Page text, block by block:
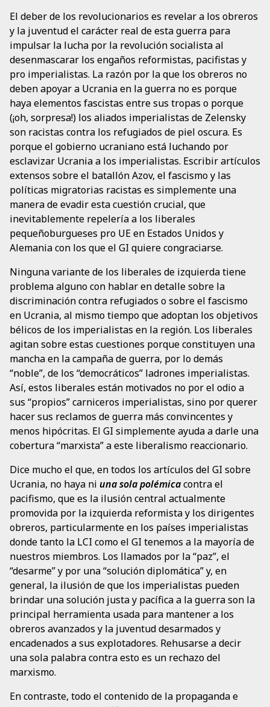
El deber de los revolucionarios es revelar a los obreros
y la juventud el carácter real de esta guerra para
impulsar la lucha por la revolución socialista al
desenmascarar los engaños reformistas, pacifistas y
pro imperialistas. La razón por la que los obreros no
deben apoyar a Ucrania en la guerra no es porque
haya elementos fascistas entre sus tropas o porque
(¡oh, sorpresa!) los aliados imperialistas de Zelensky
son racistas contra los refugiados de piel oscura. Es
porque el gobierno ucraniano está luchando por
esclavizar Ucrania a los imperialistas. Escribir artículos
extensos sobre el batallón Azov, el fascismo y las
políticas migratorias racistas es simplemente una
manera de evadir esta cuestión crucial, que
inevitablemente repelería a los liberales
pequeñoburgueses pro UE en Estados Unidos y
Alemania con los que el GI quiere congraciarse.
Ninguna variante de los liberales de izquierda tiene
problema alguno con hablar en detalle sobre la
discriminación contra refugiados o sobre el fascismo
en Ucrania, al mismo tiempo que adoptan los objetivos
bélicos de los imperialistas en la región. Los liberales
agitan sobre estas cuestiones porque constituyen una
mancha en la campaña de guerra, por lo demás
“noble”, de los “democráticos” ladrones imperialistas.
Así, estos liberales están motivados no por el odio a
sus “propios” carniceros imperialistas, sino por querer
hacer sus reclamos de guerra más convincentes y
menos hipócritas. El GI simplemente ayuda a darle una
cobertura “marxista” a este liberalismo reaccionario.
Dice mucho el que, en todos los artículos del GI sobre
Ucrania, no haya ni una sola polémicacontra el
pacifismo, que es la ilusión central actualmente
promovida por la izquierda reformista y los dirigentes
obreros, particularmente en los países imperialistas
donde tanto la LCI como el GI tenemos a la mayoría de
nuestros miembros. Los llamados por la “paz”, el
“desarme” y por una “solución diplomática” y, en
general, la ilusión de que los imperialistas pueden
brindar una solución justa y pacífica a la guerra son la
principal herramienta usada para mantener a los
obreros avanzados y la juventud desarmados y
encadenados a sus explotadores. Rehusarse a decir
una sola palabra contra esto es un rechazo del
marxismo.
En contraste, todo el contenido de la propaganda e